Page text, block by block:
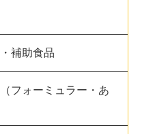
補助食品
フォーミュラー・あ